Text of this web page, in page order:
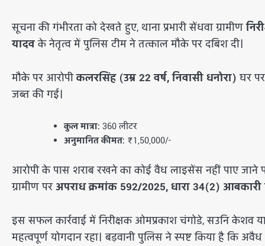
​सूचना की गंभीरता को देखते हुए, थाना प्रभारी सेंधवा ग्रामीण
यादवके नेतृत्व में पुलिस टीम ने तत्काल मौके पर दबिश दी।
​मौके पर आरोपीकलरसिंह (उम्र 22 वर्ष, निवासी धनोरा) घर
जब्त की गई।
कुल मात्रा: 360 लीटर
अनुमानित कीमत: ₹1,50,000/-
​आरोपी के पास शराब रखने का कोई वैध लाइसेंस नहीं पाए जाने
ग्रामीण परअपराध क्रमांक 592/2025, धारा 34(2)
इस सफल कार्रवाई में निरीक्षक ओमप्रकाश चंगोडे, सउनि केशव
महत्वपूर्ण योगदान रहा। बड़वानी पुलिस ने स्पष्ट किया है कि